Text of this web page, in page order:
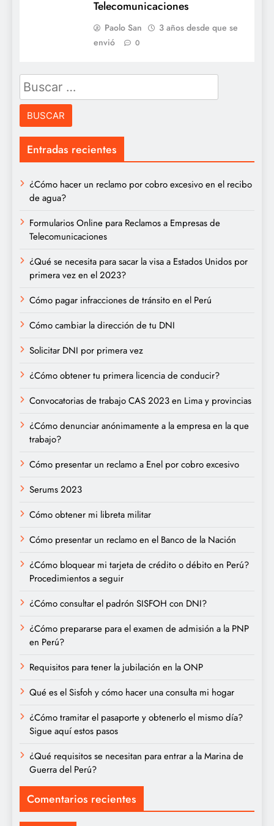
Telecomunicaciones
Paolo San
3 años desde que se
envió
0
Buscar:
Entradas recientes
¿Cómo hacer un reclamo por cobro excesivo en el recibo
de agua?
Formularios Online para Reclamos a Empresas de
Telecomunicaciones
¿Qué se necesita para sacar la visa a Estados Unidos por
primera vez en el 2023?
Cómo pagar infracciones de tránsito en el Perú
Cómo cambiar la dirección de tu DNI
Solicitar DNI por primera vez
¿Cómo obtener tu primera licencia de conducir?
Convocatorias de trabajo CAS 2023 en Lima y provincias
¿Cómo denunciar anónimamente a la empresa en la que
trabajo?
Cómo presentar un reclamo a Enel por cobro excesivo
Serums 2023
Cómo obtener mi libreta militar
Cómo presentar un reclamo en el Banco de la Nación
¿Cómo bloquear mi tarjeta de crédito o débito en Perú?
Procedimientos a seguir
¿Cómo consultar el padrón SISFOH con DNI?
¿Cómo prepararse para el examen de admisión a la PNP
en Perú?
Requisitos para tener la jubilación en la ONP
Qué es el Sisfoh y cómo hacer una consulta mi hogar
¿Cómo tramitar el pasaporte y obtenerlo el mismo día?
Sigue aquí estos pasos
¿Qué requisitos se necesitan para entrar a la Marina de
Guerra del Perú?
Comentarios recientes